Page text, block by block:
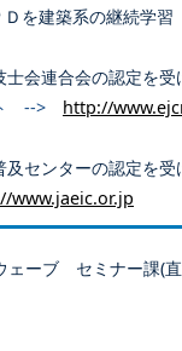
建築系の継続学習
会連合会の認定を受
ト --> http://
センターの認定を受
www.jaeic.or.jp
ーブ セミナー課(